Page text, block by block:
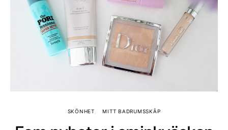
SKÖNHET MITT BADRUMSSKÅP